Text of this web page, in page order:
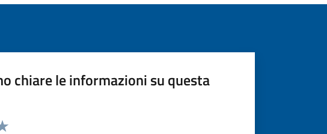
chiare le informazioni su questa
pagina